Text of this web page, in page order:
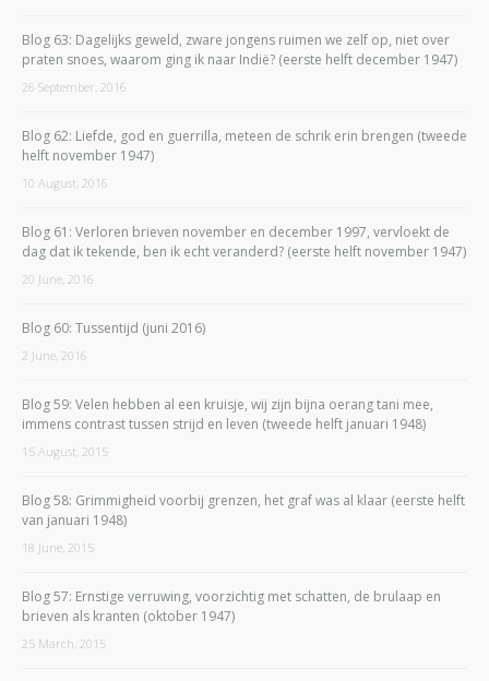
Blog 63: Dagelijks geweld, zware jongens ruimen we zelf op, niet over
praten snoes, waarom ging ik naar Indië? (eerste helft december 1947)
26 September, 2016
Blog 62: Liefde, god en guerrilla, meteen de schrik erin brengen (tweede
helft november 1947)
10 August, 2016
Blog 61: Verloren brieven november en december 1997, vervloekt de
dag dat ik tekende, ben ik echt veranderd? (eerste helft november 1947)
20 June, 2016
Blog 60: Tussentijd (juni 2016)
2 June, 2016
Blog 59: Velen hebben al een kruisje, wij zijn bijna oerang tani mee,
immens contrast tussen strijd en leven (tweede helft januari 1948)
15 August, 2015
Blog 58: Grimmigheid voorbij grenzen, het graf was al klaar (eerste helft
van januari 1948)
18 June, 2015
Blog 57: Ernstige verruwing, voorzichtig met schatten, de brulaap en
brieven als kranten (oktober 1947)
25 March, 2015